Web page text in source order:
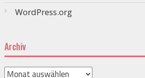
WordPress.org
Archiv
Archiv